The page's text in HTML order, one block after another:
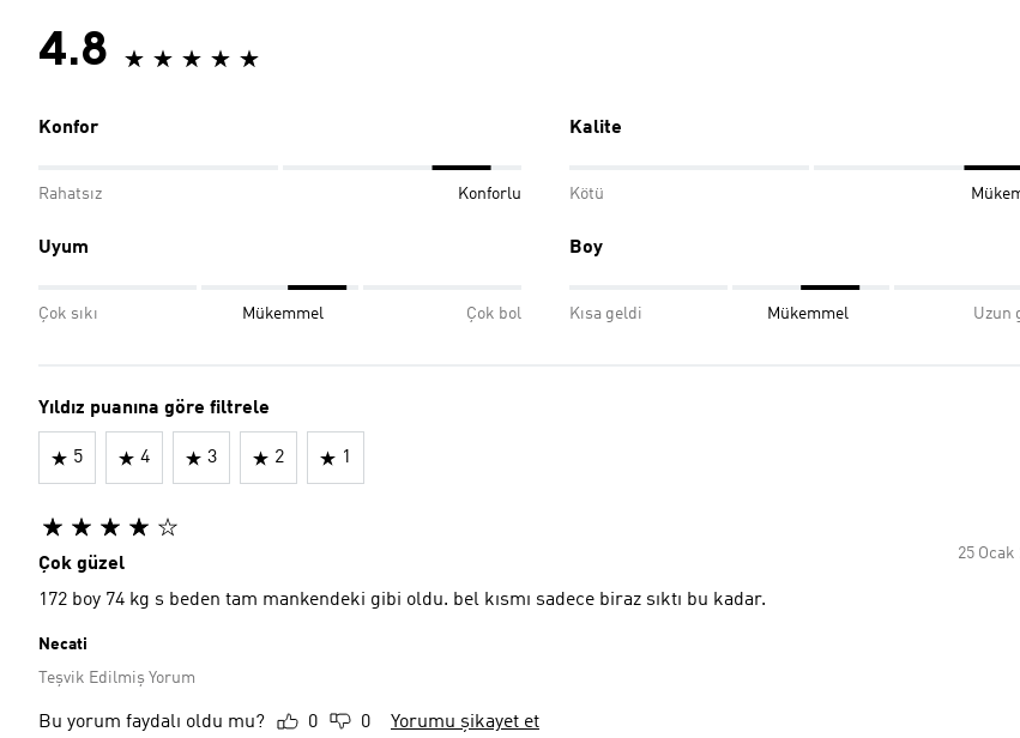
4.8
Konfor
Rahatsız Konforlu
Kalite
Kötü
Uyum
Çok sıkı Mükemmel Çok bol
Boy
Kısa geldi Mükemmel Uzun
Yıldız puanına göre filtrele
5 4 3 2 1
25 Ocak
Çok güzel
172 boy 74 kg s beden tam mankendeki gibi oldu. bel kısmı sadece biraz sıktı bu kadar.
Necati
Teşvik Edilmiş Yorum
Bu yorum faydalı oldu mu? 0 0 Yorumu şikayet et